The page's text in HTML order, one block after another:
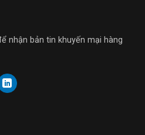
nhận bản tin khuyến mại hàng